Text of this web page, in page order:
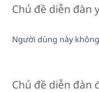
Chủ đề diễn đàn
Người dùng này
Chủ đề diễn đàn